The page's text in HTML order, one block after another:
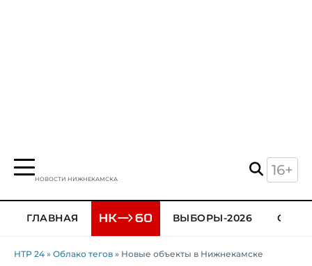
НОВОСТИ НИЖНЕКАМСКА
16+
ГЛАВНАЯ ВЫБОРЫ-2026
НТР 24 » Облако тегов » Новые объекты в Нижнекамске